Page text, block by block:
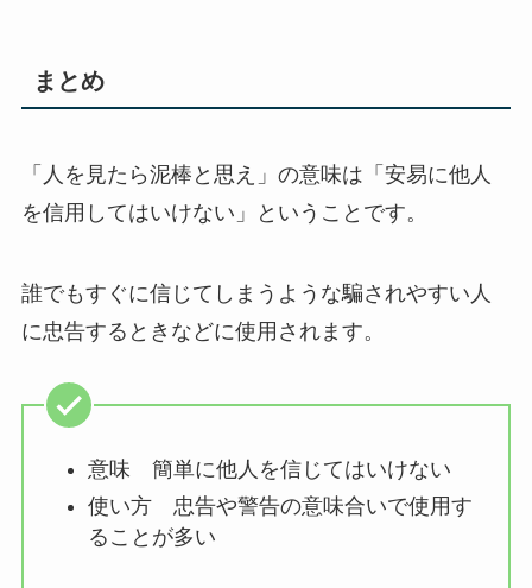
まとめ
「人を見たら泥棒と思え」の意味は「安易に他人
を信用してはいけない」ということです。
誰でもすぐに信じてしまうような騙されやすい人
に忠告するときなどに使用されます。
意味 簡単に他人を信じてはいけない
使い方 忠告や警告の意味合いで使用す
ることが多い